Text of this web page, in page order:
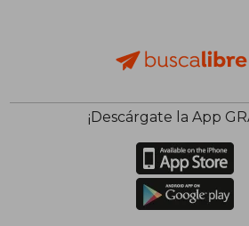
45% $ 446.87
$ 245.78
¡Descárgate la App